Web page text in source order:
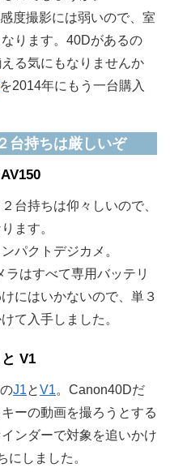
度撮影には弱いので、室
ります。40Dがあるの
る気にもなりませんか
を2014年にもう一台購入
台持ちは厳しいぞ
台持ちは仰々しいので、
ます。
パクトデジカメ。
ラはすべて専用バッテリ
にはいかないので、単３
て入手しました。
V1
J1とV1。Canon40Dだ
ーの動画を撮ろうとする
ンダーで対象を追いかけ
にしました。